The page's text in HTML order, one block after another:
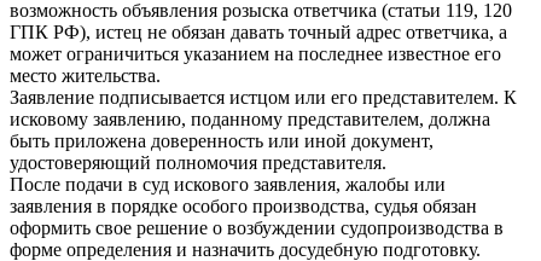
возможность объявления розыска ответчика (статьи 119, 120
ГПК РФ), истец не обязан давать точный адрес ответчика, а
может ограничиться указанием на последнее известное его
место жительства.
Заявление подписывается истцом или его представителем. К
исковому заявлению, поданному представителем, должна
быть приложена доверенность или иной документ,
удостоверяющий полномочия представителя.
После подачи в суд искового заявления, жалобы или
заявления в порядке особого производства, судья обязан
оформить свое решение о возбуждении судопроизводства в
форме определения и назначить досудебную подготовку.